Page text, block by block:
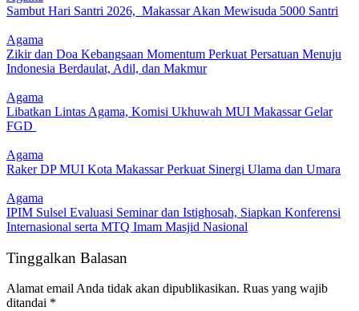
Sambut Hari Santri 2026, Makassar Akan Mewisuda 5000 Santri
Agama
Zikir dan Doa Kebangsaan Momentum Perkuat Persatuan Menuju
Indonesia Berdaulat, Adil, dan Makmur
Agama
Libatkan Lintas Agama, Komisi Ukhuwah MUI Makassar Gelar
FGD
Agama
Raker DP MUI Kota Makassar Perkuat Sinergi Ulama dan Umara
Agama
IPIM Sulsel Evaluasi Seminar dan Istighosah, Siapkan Konferensi
Internasional serta MTQ Imam Masjid Nasional
Tinggalkan Balasan
Alamat email Anda tidak akan dipublikasikan. Ruas yang wajib
ditandai *